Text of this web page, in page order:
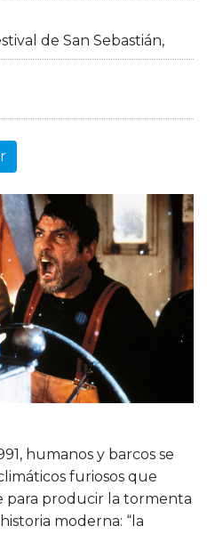
de San Sebastián,
humanos y barcos se
furiosos que
para producir la tormenta
moderna: “la